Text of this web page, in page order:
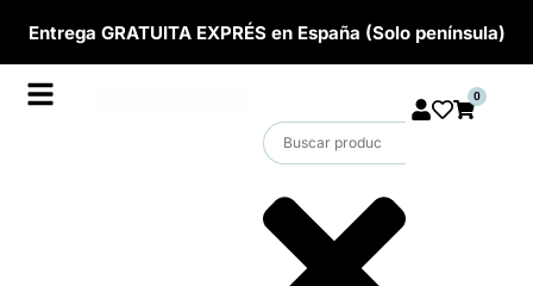
Entrega GRATUITA EXPRÉS en España (Solo península)
0